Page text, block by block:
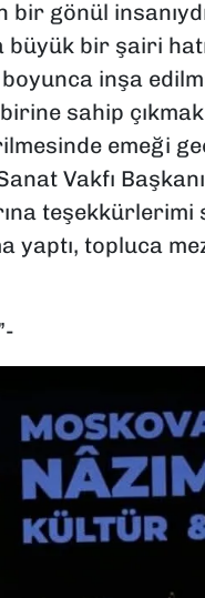
gönül
büyük bir şairi
inşa
sahip
emeği
Vakfı
teşekkürlerimi
yaptı, topluca